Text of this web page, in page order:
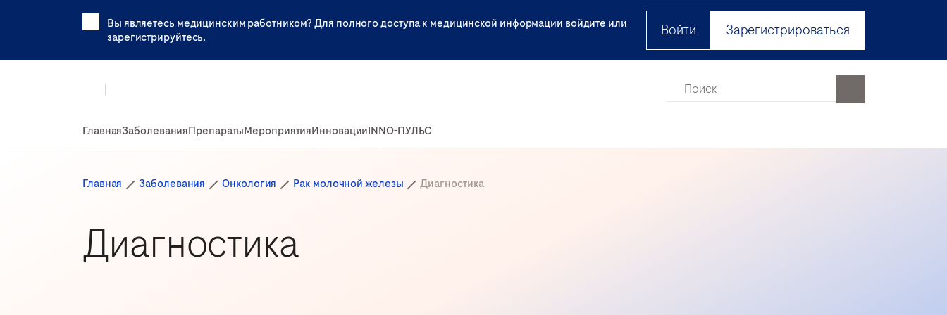
Вы являетесь медицинским работником? Для полного доступа к медицинской информации войдите или
зарегистрируйтесь.
Войти Зарегистрироваться
ГлавнаяЗаболеванияПрепаратыМероприятияИнновацииINNO-ПУЛЬС
Главная Заболевания Онкология Рак молочной железы Диагностика
Диагностика